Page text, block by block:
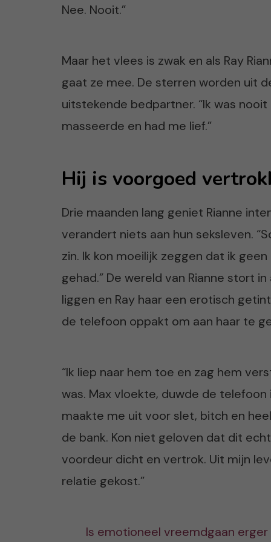
Nee. Nooit.”
Maar het vlees is zwak en als Ray
gaat ze mee. De sterren worden uit
uitstekende bedpartner. “Ik was
masseerde en had me lief.”
Hij is voorgoed
Drie maanden lang geniet Rianne
verandert niets aan hun seksleven.
zin. Ik kon moeilijk zeggen dat ik
gehad.” De wereld van Rianne stort
liggen en Ray haar een erotisch
de telefoon oppakt om aan haar te
“Ik liep naar hem toe en zag hem
was. Max vloekte, duwde de
maakte me uit voor slet, bitch en
de bank. Kon niet geloven dat dit
voordeur dicht en vertrok. Uit mijn
relatie gekost.”
Is emotioneel vreemdgaan